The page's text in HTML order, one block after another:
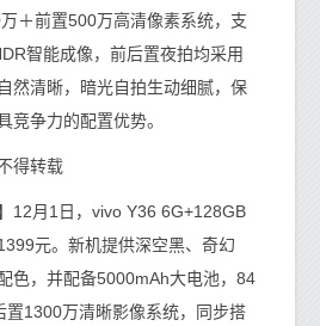
＋前置500万高清像素系统，支
智能成像，前后置夜拍均采用
然清晰，暗光自拍生动细腻，保
竞争力的配置优势。
得转载
月1日，vivo Y36 6G+128GB
元。新机提供深空黑、奇幻
色，并配备5000mAh大电池，84
置1300万清晰影像系统，同步搭